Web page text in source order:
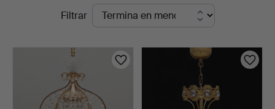
Ekenbergs
Auktioner
SubastasFiltrar